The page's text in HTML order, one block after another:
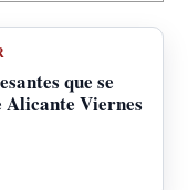
que se
Alicante Viernes